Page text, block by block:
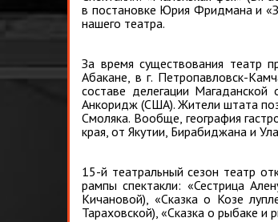
в постановке Юрия Фридмана и
нашего театра.
За время существования театр
Абакане, в г. Петропавловск-
составе делегации
Анкоридж (США). Жители штата
Смоляка. Вообще, география
края, от Якутии, Бирабиджана и
15-й театральный сезон театр
рампы спектакли: «Сестрица
Кичановой), «Сказка о Козе
Тараховской), «Сказка о рыбаке и